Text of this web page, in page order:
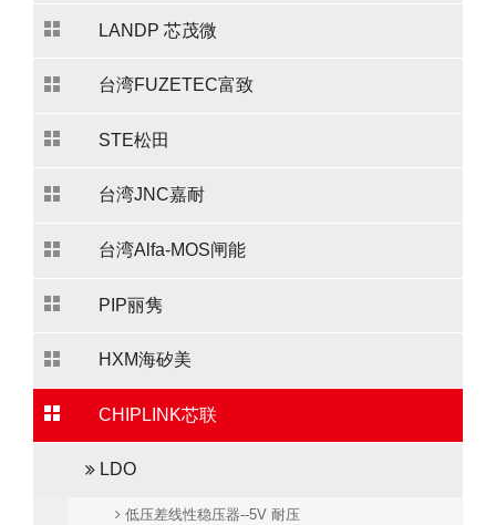
LANDP 芯茂微
台湾FUZETEC富致
STE松田
台湾JNC嘉耐
台湾Alfa-MOS闸能
PIP丽隽
HXM海矽美
CHIPLINK芯联
LDO
低压差线性稳压器--5V 耐压